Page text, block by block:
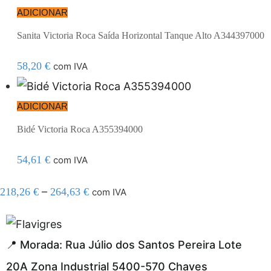
ADICIONAR
Sanita Victoria Roca Saída Horizontal Tanque Alto A344397000
58,20 € com IVA
ADICIONAR
Bidé Victoria Roca A355394000
54,61 € com IVA
218,26 € – 264,63 € com IVA
adresi
📍 Morada: Rua Júlio dos Santos Pereira Lote
20A Zona Industrial 5400-570 Chaves